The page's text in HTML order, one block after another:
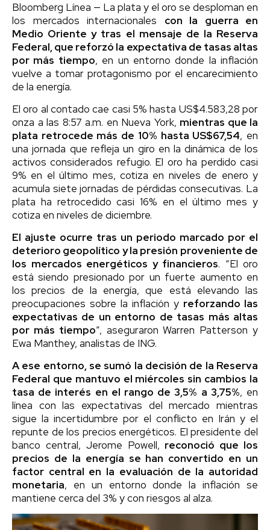
Bloomberg Línea — La plata y el oro se desploman en
los mercados internacionales con la guerra en
Medio Oriente y tras el mensaje de la Reserva
Federal, que reforzó la expectativa de tasas altas
por más tiempo, en un entorno donde la inflación
vuelve a tomar protagonismo por el encarecimiento
de la energía.
El oro al contado cae casi 5% hasta US$4.583,28 por
onza a las 8:57 a.m. en Nueva York, mientras que la
plata retrocede más de 10% hasta US$67,54, en
una jornada que refleja un giro en la dinámica de los
activos considerados refugio. El oro ha perdido casi
9% en el último mes, cotiza en niveles de enero y
acumula siete jornadas de pérdidas consecutivas. La
plata ha retrocedido casi 16% en el último mes y
cotiza en niveles de diciembre.
El ajuste ocurre tras un periodo marcado por el
deterioro geopolítico y la presión proveniente de
los mercados energéticos y financieros. “El oro
está siendo presionado por un fuerte aumento en
los precios de la energía, que está elevando las
preocupaciones sobre la inflación y reforzando las
expectativas de un entorno de tasas más altas
por más tiempo”, aseguraron Warren Patterson y
Ewa Manthey, analistas de ING.
A ese entorno, se sumó la decisión de la Reserva
Federal que mantuvo el miércoles sin cambios la
tasa de interés en el rango de 3,5% a 3,75%, en
línea con las expectativas del mercado mientras
sigue la incertidumbre por el conflicto en Irán y el
repunte de los precios energéticos. El presidente del
banco central, Jerome Powell, reconoció que los
precios de la energía se han convertido en un
factor central en la evaluación de la autoridad
monetaria, en un entorno donde la inflación se
mantiene cerca del 3% y con riesgos al alza.